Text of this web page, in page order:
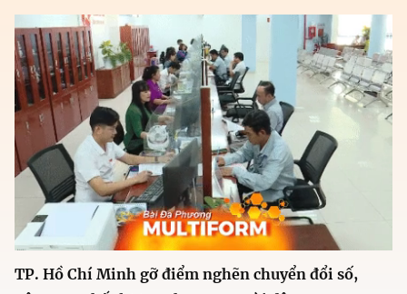
TP. Hồ Chí Minh gỡ điểm nghẽn chuyển đổi số,